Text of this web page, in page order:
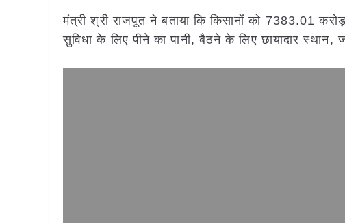
मंत्री श्री राजपूत ने बताया कि किसानों को 7383.01
सुविधा के लिए पीने का पानी, बैठने के लिए छायादार